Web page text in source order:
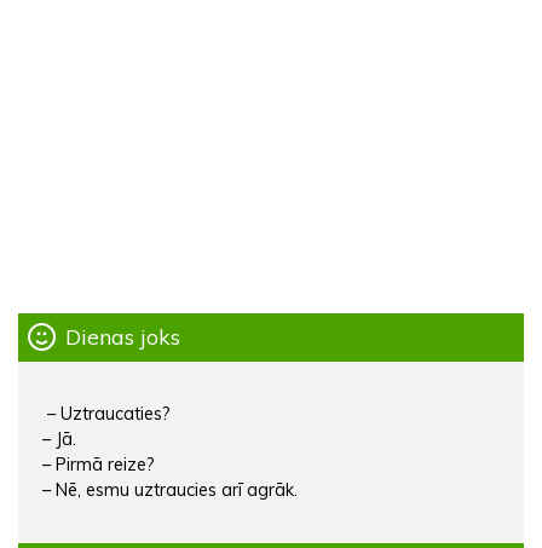
Dienas joks
– Uztraucaties?
– Jā.
– Pirmā reize?
– Nē, esmu uztraucies arī agrāk.